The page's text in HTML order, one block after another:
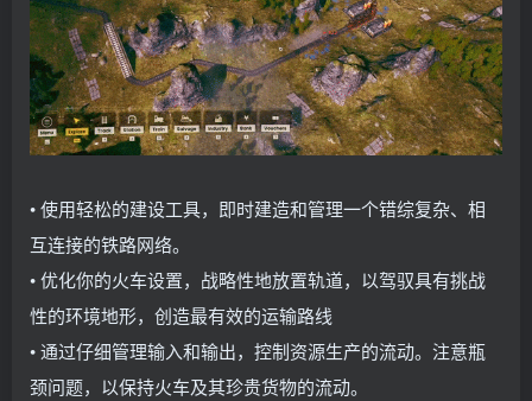
• 使用轻松的建设工具，即时建造和管理一个错综复杂、相
互连接的铁路网络。
• 优化你的火车设置，战略性地放置轨道，以驾驭具有挑战
性的环境地形，创造最有效的运输路线
• 通过仔细管理输入和输出，控制资源生产的流动。注意瓶
颈问题，以保持火车及其珍贵货物的流动。